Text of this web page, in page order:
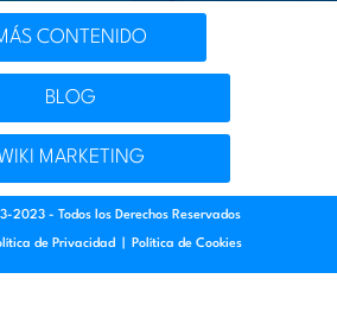
CONTENIDO
BLOG
MARKETING
2023 - Todos los Derechos Reservados
de Privacidad Política de Cookies